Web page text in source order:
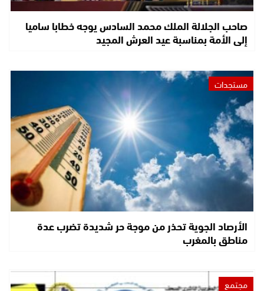
صاحب الجلالة الملك محمد السادس يوجه خطابا ساميا
إلى الأمة بمناسبة عيد العرش المجيد
مستجدات
الأرصاد الجوية تحذر من موجة حر شديدة تضرب عدة
مناطق بالمغرب
مجتمع